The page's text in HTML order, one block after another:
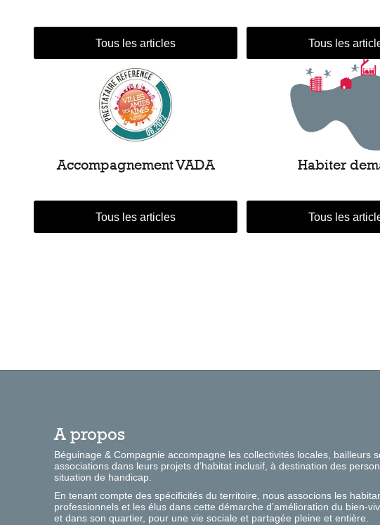
Tous les articles Tous les
Accompagnement VADA
Tous les articles
Habiter
Tous les
A propos
Béguinage & Compagnie accompagne les collectivités locales, bailleurs
associations dans leurs projets d’habitat inclusif, à destination des
situation de handicap.
En tenant compte des spécificités du territoire, nous associons les
professionnels et les élus dans cette démarche d’amélioration du bien-
et dans son quartier, pour une vie sociale et partagée pleine et entière.